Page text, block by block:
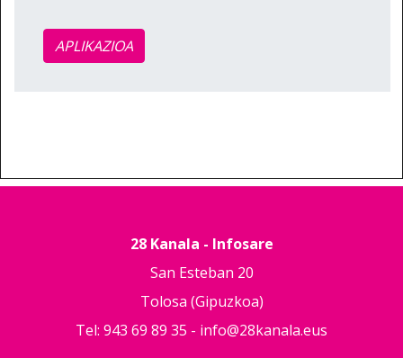
APLIKAZIOA
28 Kanala - Infosare
San Esteban 20
Tolosa (Gipuzkoa)
Tel: 943 69 89 35 - info@28kanala.eus